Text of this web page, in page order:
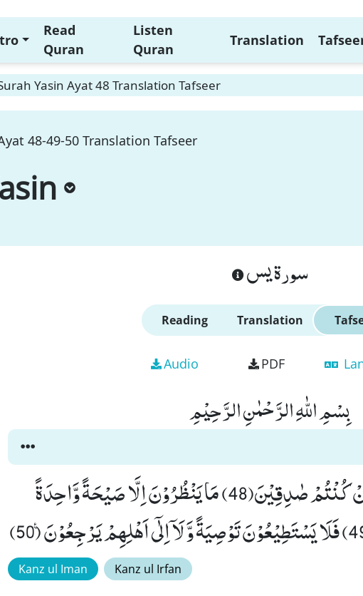
Read
Quran
Listen
Quran
Translation
Yasin Ayat 48 Translation Tafseer
48-49-50 Translation Tafseer
سورة يس
Reading Translation
Audio PDF
بِسْمِ اللّٰهِ الرَّحْمٰنِ الرَّحِیْمِ
وَ یَقُوْلُوْنَ مَتٰى هٰذَا الْوَعْدُ اِنْ كُنْتُمْ صٰدِقِیْنَ(48) مَا یَنْظُرُوْنَ اِلَّا صَیْحَةً وَّاحِدَةً
Kanz ul Iman Kanz ul Irfan